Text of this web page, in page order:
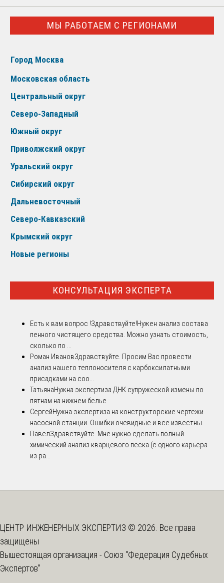
МЫ РАБОТАЕМ С РЕГИОНАМИ
Город Москва
Московская область
Центральный округ
Северо-Западный
Южный округ
Приволжский округ
Уральский округ
Сибирский округ
Дальневосточный
Северо-Кавказский
Крымский округ
Новые регионы
КОНСУЛЬТАЦИЯ ЭКСПЕРТА
Есть к вам вопрос !Здравствуйте!Нужен анализ состава
пенного чистящего средства. Можно узнать стоимость,
сколько по ...
Роман ИвановЗдравствуйте. Просим Вас провести
анализ нашего теплоносителя с карбоксилатными
присадками на соо...
ТатьянаНужна экспертиза ДНК супружеской измены по
пятнам на нижнем белье
СергейНужна экспертиза на конструкторские чертежи
насосной станции. Ошибки очевидные и все известны.
ПавелЗдравствуйте. Мне нужно сделать полный
химический анализ кварцевого песка (с одного карьера
из ра...
ЦЕНТР ИНЖЕНЕРНЫХ ЭКСПЕРТИЗ © 2026. Все права
защищены
Вышестоящая организация - Союз "Федерация Судебных
Экспертов"